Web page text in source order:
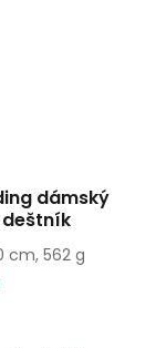
dámský
cm, 562 g